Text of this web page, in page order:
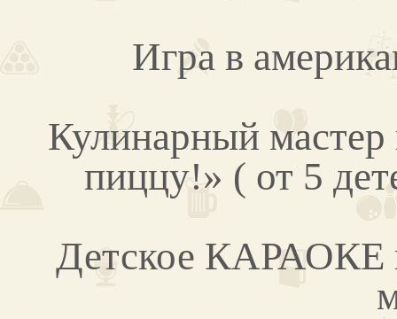
Игра в
Кулинарный
пиццу!» ( от 5
Детское КАРАОКЕ